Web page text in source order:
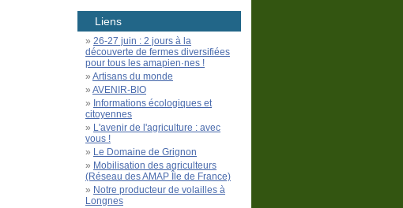
Liens
26-27 juin : 2 jours à la
découverte de fermes diversifiées
pour tous les amapien·nes !
Artisans du monde
AVENIR-BIO
Informations écologiques et
citoyennes
L'avenir de l'agriculture : avec
vous !
Le Domaine de Grignon
Mobilisation des agriculteurs
(Réseau des AMAP Île de France)
Notre producteur de volailles à
Longnes